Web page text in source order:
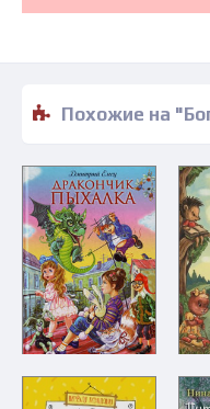
Похожие на "Бопси! Допси! Пум! или Приключения в стеклянном